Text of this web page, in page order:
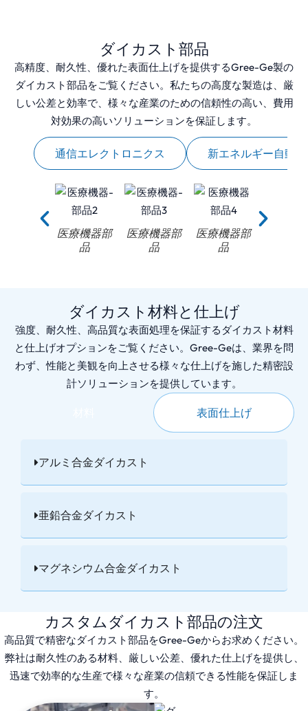
ダイカスト部品
高精度、耐久性、優れた表面仕上げを提供するGree-Ge製の
ダイカスト部品をご覧ください。私たちの高度な製造は、厳
しい公差と効率で、様々な産業のための信頼性の高い、費用
対効果の高いソリューションを保証します。
通信エレクトロニクス 新エネルギー自動
医療機器部
品
医療機器部
品
医療機器部
品
ダイカスト材料と仕上げ
強度、耐久性、高品質な表面処理を保証するダイカスト材料
と仕上げオプションをご覧ください。Gree-Geは、業界を問
わず、性能と美観を向上させる様々な仕上げを施した精密設
計ソリューションを提供しています。
表面仕上げ
アルミ合金ダイカスト
亜鉛合金ダイカスト
マグネシウム合金ダイカスト
カスタムダイカスト部品の注文
高品質で精密なダイカスト部品をGree-Geからお求めください。
弊社は耐久性のある材料、厳しい公差、優れた仕上げを提供し、
迅速で効率的な生産で様々な産業の信頼できる性能を保証しま
す。